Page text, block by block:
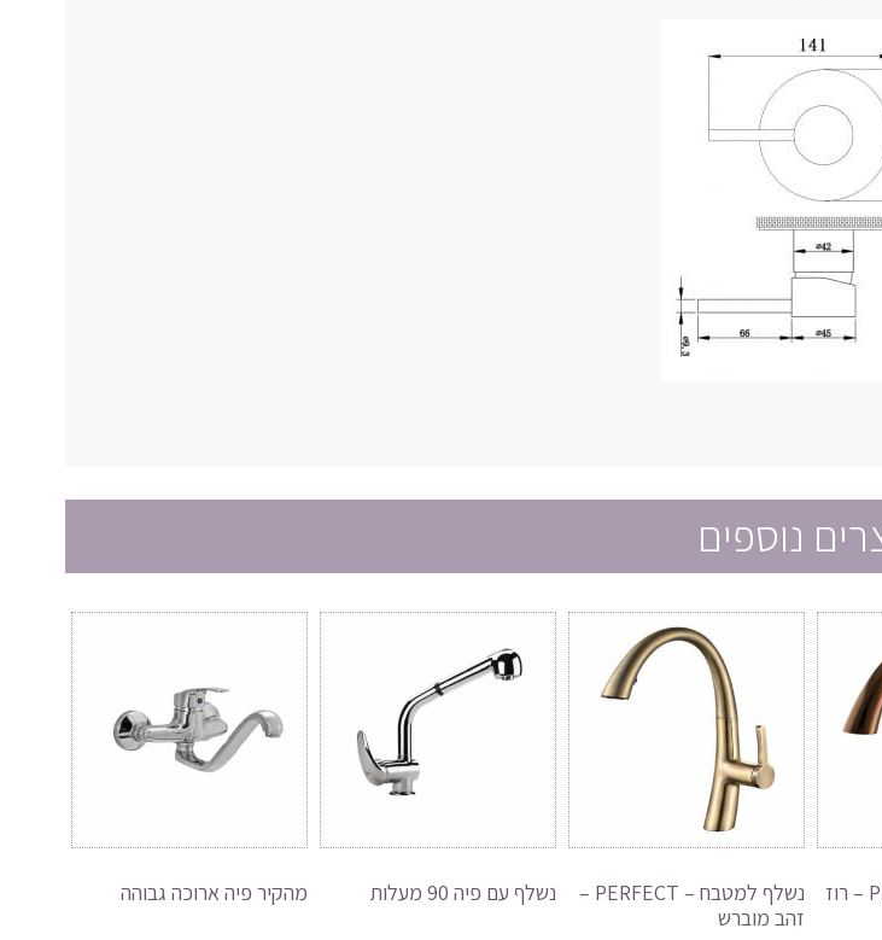
נוספים
פרח למטבח PERFECT – רוז
נשלף למטבח – PERFECT –
זהב מוברש
נשלף עם פיה 90 מעלות מהקיר פיה ארוכה גבוהה